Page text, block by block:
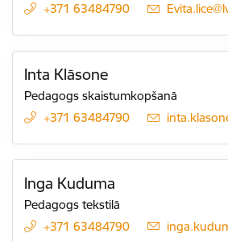
+371 63484790
E-pasts:
Inta Klāsone
Pedagogs skaistumkopšanā
+371 63484790
E-pasts:
Inga Kuduma
Pedagogs tekstilā
+371 63484790
E-pasts: